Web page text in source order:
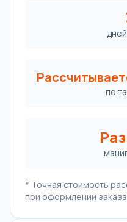
по
* Точная стоимость
при оформлении